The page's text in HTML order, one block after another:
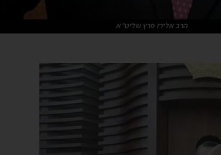
הרב אלירז פרץ שליט"א